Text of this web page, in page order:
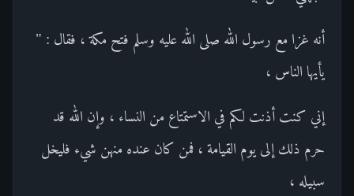
أنه غزا مع رسول الله صلى الله عليه وسلم فتح مكة ، فقال : "
يأيها الناس ،
إني كنت أذنت لكم في الاستمتاع من النساء ، وإن الله قد
حرم ذلك إلى يوم القيامة ، فمن كان عنده منهن شيء فليخل
سبيله ،